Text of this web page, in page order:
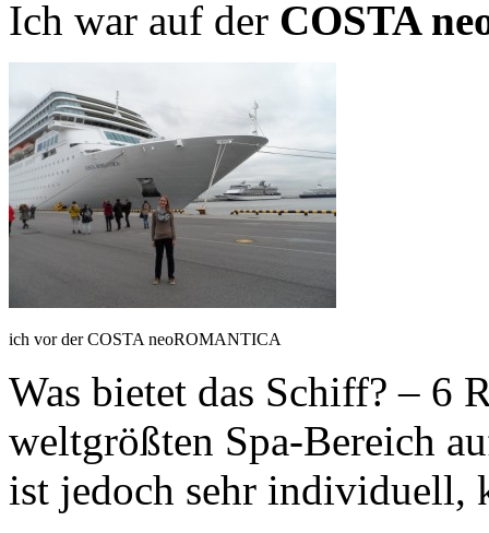
Ich war auf der COSTA
ich vor der COSTA neoROMANTICA
Was bietet das Schiff? – 6
weltgrößten Spa-Bereich
ist jedoch sehr individuell,